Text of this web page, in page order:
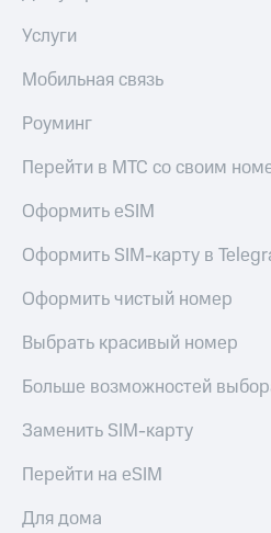
Услуги
Мобильная связь
Роуминг
Перейти в МТС со своим
Оформить eSIM
Оформить SIM-карту в
Оформить чистый номер
Выбрать красивый номер
Больше возможностей
Заменить SIM-карту
Перейти на eSIM
Для дома